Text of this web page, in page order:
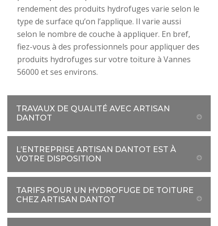
rendement des produits hydrofuges varie selon le
type de surface qu’on l’applique. Il varie aussi
selon le nombre de couche à appliquer. En bref,
fiez-vous à des professionnels pour appliquer des
produits hydrofuges sur votre toiture à Vannes
56000 et ses environs.
TRAVAUX DE QUALITÉ AVEC ARTISAN
DANTOT
L’ENTREPRISE ARTISAN DANTOT EST À
VOTRE DISPOSITION
TARIFS POUR UN HYDROFUGE DE TOITURE
CHEZ ARTISAN DANTOT